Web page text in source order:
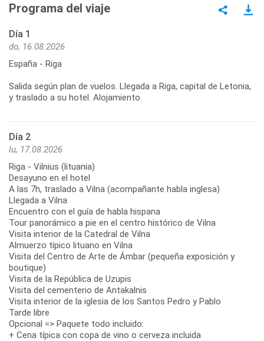
Programa del viaje
Día 1
do, 16.08.2026
España - Riga
Salida según plan de vuelos. Llegada a Riga, capital de Letonia,
y traslado a su hotel. Alojamiento.
Día 2
lu, 17.08.2026
Riga - Vilnius (lituania)
Desayuno en el hotel
A las 7h, traslado a Vilna (acompañante habla inglesa)
Llegada a Vilna
Encuentro con el guía de habla hispana
Tour panorámico a pie en el centro histórico de Vilna
Visita interior de la Catedral de Vilna
Almuerzo típico lituano en Vilna
Visita del Centro de Arte de Ámbar (pequeña exposición y
boutique)
Visita de la República de Uzupis
Visita del cementerio de Antakalnis
Visita interior de la iglesia de los Santos Pedro y Pablo
Tarde libre
Opcional => Paquete todo incluido:
+ Cena típica con copa de vino o cerveza incluida